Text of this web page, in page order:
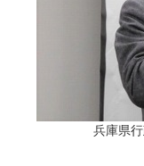
兵庫県